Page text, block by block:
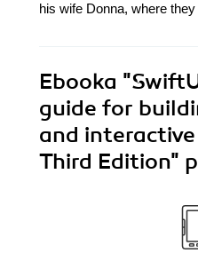
his wife Donna, where
Ebooka
guide for
and
Third Edition"